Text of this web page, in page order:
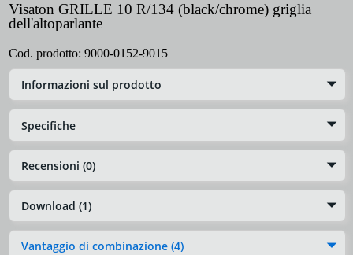
Visaton GRILLE 10 R/134 (black/chrome) griglia
dell'altoparlante
Cod. prodotto: 9000-0152-9015
Informazioni sul prodotto
Specifiche
Recensioni (0)
Download (1)
Vantaggio di combinazione (4)